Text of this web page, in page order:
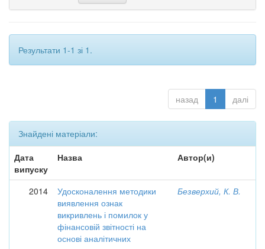
Результати 1-1 зі 1.
назад 1 далі
Знайдені матеріали:
Дата
випуску
Назва Автор(и)
2014
Удосконалення методики
виявлення ознак
викривлень і помилок у
фінансовій звітності на
основі аналітичних
Безверхий, К. В.